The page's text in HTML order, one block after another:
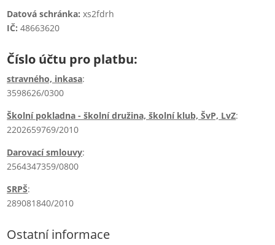
Datová schránka: xs2fdrh
IČ: 48663620
Číslo účtu pro platbu:
stravného, inkasa:
3598626/0300
Školní pokladna - školní družina, školní klub, ŠvP, LvZ:
2202659769/2010
Darovací smlouvy:
2564347359/0800
SRPŠ:
289081840/2010
Ostatní informace